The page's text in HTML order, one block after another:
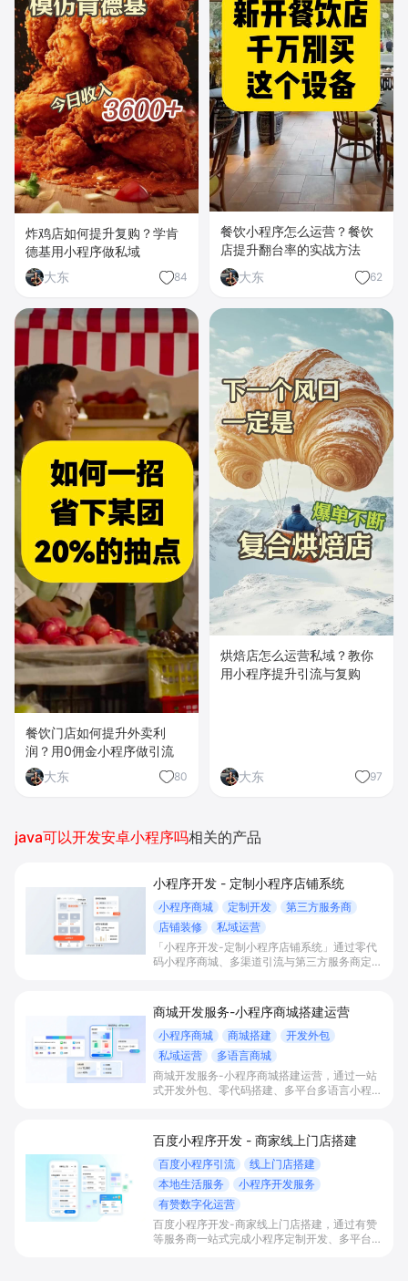
炸鸡店如何提升复购？学肯
德基用小程序做私域
大东
84
餐饮小程序怎么运营？餐饮
店提升翻台率的实战方法
大东
62
餐饮门店如何提升外卖利
润？用0佣金小程序做引流
大东
80
烘焙店怎么运营私域？教你
用小程序提升引流与复购
大东 97
java可以开发安卓小程序吗相关的产品
小程序开发 - 定制小程序店铺系统
小程序商城 定制开发
第三方服务商
店铺装修
私域运营
「小程序开发-定制小程序店铺系统」通过零代
码小程序商城、多渠道引流与第三方服务商定制
私域运营场景，提升获客与复购，实现线上生意
增长。
商城开发服务-小程序商城搭建运营
小程序商城 商城搭建
开发外包
私域运营
多语言商城
商城开发服务-小程序商城搭建运营，通过一站
式开发外包、零代码搭建、多平台多语言小程序
实现低成本获客、提升复购与业绩增长。
百度小程序开发 - 商家线上门店搭建
百度小程序引流
线上门店搭建
本地生活服务
小程序开发服务
有赞数字化运营
百度小程序开发-商家线上门店搭建，通过有赞
等服务商一站式完成小程序定制开发、多平台联